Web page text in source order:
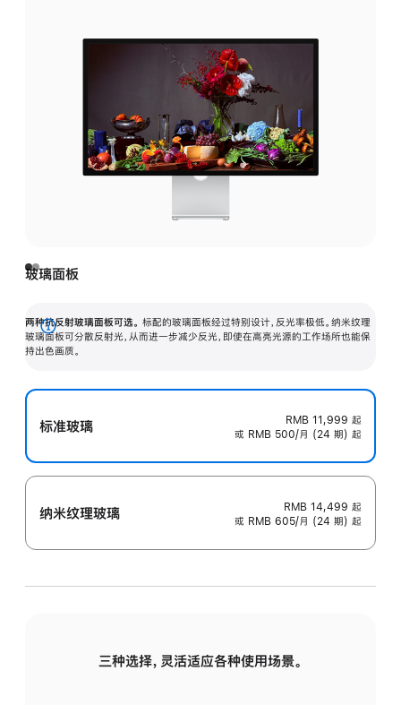
玻璃面板
两种抗反射玻璃面板可选。 标配的玻璃面板经过特别设计，反光率极低。纳米纹理
玻璃面板可分散反射光，从而进一步减少反光，即使在高亮光源的工作场所也能保
持出色画质。
展
开
标准玻璃 RMB 11,999 起
或 RMB 500/月 (24 期) 起
纳米纹理玻璃 RMB 14,499 起
或 RMB 605/月 (24 期) 起
三种选择，灵活适应各种使用场景。